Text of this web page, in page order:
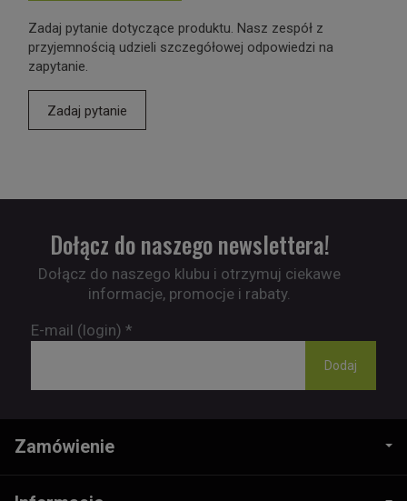
Zadaj pytanie dotyczące produktu. Nasz zespół z
przyjemnością udzieli szczegółowej odpowiedzi na
zapytanie.
Zadaj pytanie
Dołącz do naszego newslettera!
Dołącz do naszego klubu i otrzymuj ciekawe
informacje, promocje i rabaty.
E-mail (login) *
Zamówienie